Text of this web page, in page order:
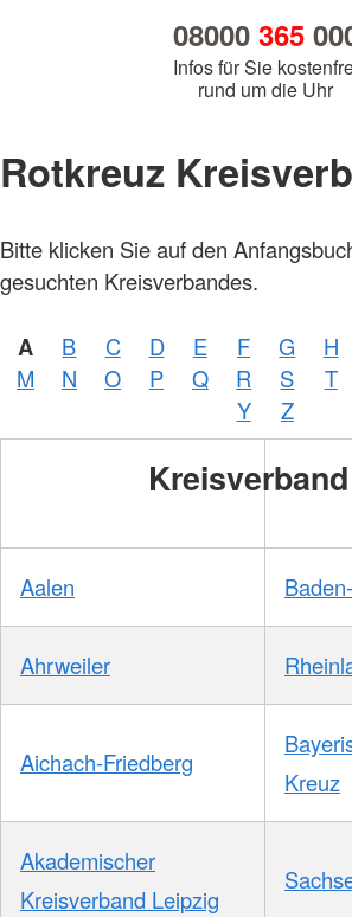
08000 365
Infos für Sie
rund um die Uhr
Rotkreuz
Bitte klicken Sie auf den
gesuchten Kreisverbandes.
A B C D E F G H
M
N O P Q R S T
Y
Z
Kreisverband
Aalen
Ahrweiler
Aichach-Friedberg
Kreuz
Akademischer
Kreisverband Leipzig